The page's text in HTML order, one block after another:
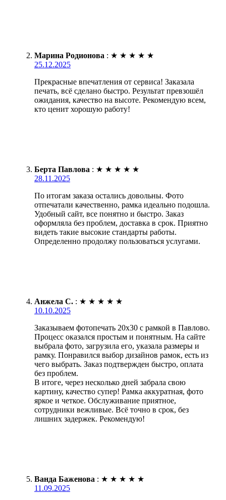
Марина Родионова : ★ ★ ★ ★ ★
25.12.2025
Прекрасные впечатления от сервиса! Заказала
печать, всё сделано быстро. Результат превзошёл
ожидания, качество на высоте. Рекомендую всем,
кто ценит хорошую работу!
Берта Павлова : ★ ★ ★ ★ ★
28.11.2025
По итогам заказа остались довольны. Фото
отпечатали качественно, рамка идеально подошла.
Удобный сайт, все понятно и быстро. Заказ
оформляла без проблем, доставка в срок. Приятно
видеть такие высокие стандарты работы.
Определенно продолжу пользоваться услугами.
Анжела С. : ★ ★ ★ ★ ★
10.10.2025
Заказываем фотопечать 20х30 с рамкой в Павлово.
Процесс оказался простым и понятным. На сайте
выбрала фото, загрузила его, указала размеры и
рамку. Понравился выбор дизайнов рамок, есть из
чего выбрать. Заказ подтвержден быстро, оплата
без проблем.
В итоге, через несколько дней забрала свою
картину, качество супер! Рамка аккуратная, фото
яркое и четкое. Обслуживание приятное,
сотрудники вежливые. Всё точно в срок, без
лишних задержек. Рекомендую!
Ванда Баженова : ★ ★ ★ ★ ★
11.09.2025